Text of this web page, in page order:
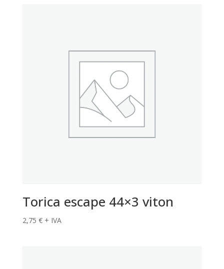
Torica escape 44×3 viton
2,75 € + IVA